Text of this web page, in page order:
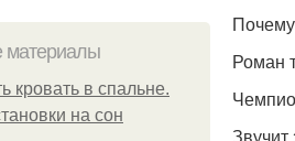
материалы
кровать в спальне.
на сон
Роман